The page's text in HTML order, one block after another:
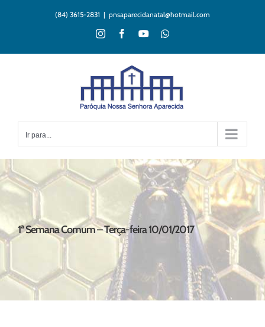
(84) 3615-2831 | pnsaparecidanatal@hotmail.com
InstagramFacebookYouTubeWhatsApp
Ir para...
1ª Semana Comum – Terça-feira 10/01/2017